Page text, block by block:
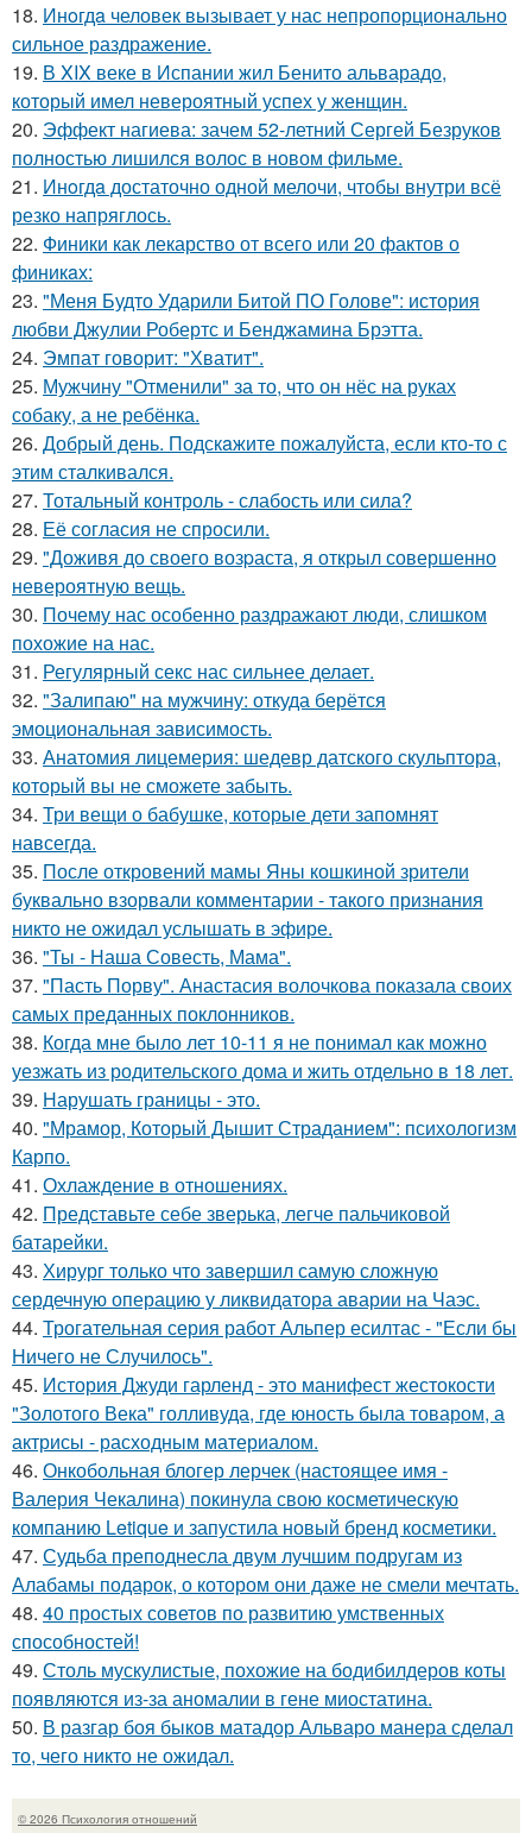
18. Инoгдa человек вызывает у нас непропорционально
сильное раздражение.
19. В XIX веке в Испании жил Бенито альварадо,
который имел невероятный успех у женщин.
20. Эффект нагиева: зачем 52-летний Сергей Безруков
полностью лишился волос в новом фильме.
21. Инoгдa достаточно одной мелочи, чтобы внутри всё
резко напряглось.
22. Финики как лекарство от всего или 20 фактов о
финикaх:
23. "Меня Будто Ударили Битой ПО Голове": история
любви Джулии Робертс и Бенджамина Брэтта.
24. Эмпат говорит: "Хватит".
25. Мужчину "Отменили" за то, что он нёс на руках
собаку, а не ребёнка.
26. Добрый день. Подскaжите пожалуйста, если кто-то с
этим сталкивался.
27. Тотальный контроль - слабость или сила?
28. Её согласия не спросили.
29. "Доживя до своего возpаста, я открыл совершенно
невероятную вещь.
30. Почему нас особенно раздражают люди, слишком
похожие на нас.
31. Регулярный секс нас сильнее делает.
32. "Залипаю" на мужчину: откуда берётся
эмоциональная зависимость.
33. Анатомия лицемерия: шедевр датского скульптора,
который вы не сможете забыть.
34. Три вещи о бабушке, которые дети запомнят
навсегда.
35. После откровений мамы Яны кошкиной зрители
буквально взорвали комментарии - такого признания
никто не ожидал услышать в эфире.
36. "Ты - Наша Совесть, Мама".
37. "Пасть Порву". Анастасия волочкова показала своих
самых преданных поклонников.
38. Когда мне было лет 10-11 я не понимал как можно
уезжать из родительского дома и жить отдельно в 18 лет.
39. Нарушать границы - это.
40. "Мрамор, Который Дышит Страданием": психологизм
Карпо.
41. Охлаждение в отношениях.
42. Представьте себе зверька, легче пальчиковой
батарейки.
43. Хирург только что завершил самую сложную
сердечную операцию у ликвидатора аварии на Чаэс.
44. Трогательная серия работ Альпер есилтас - "Если бы
Ничего не Случилось".
45. История Джуди гарленд - это манифест жестокости
"Золотого Века" голливуда, где юность была товаром, а
актрисы - расходным материалом.
46. Онкобольная блогер лерчек (настоящее имя -
Валерия Чекалина) покинула свою косметическую
компанию Letique и запустила новый бренд косметики.
47. Судьба преподнесла двум лучшим подругам из
Алабамы подарок, о котором они даже не смели мечтать.
48. 40 простых советов по развитию умственных
способностей!
49. Столь мускулистые, похожие на бодибилдеров коты
появляются из-за аномалии в гене миостатина.
50. В разгар боя быков матадор Альваро манера сделал
то, чего никто не ожидал.
© 2026 Психология отношений